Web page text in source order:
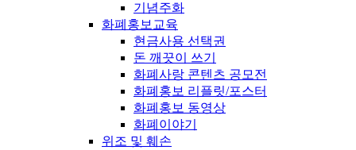
기념주화
화폐홍보교육
현금사용 선택권
돈 깨끗이 쓰기
화폐사랑 콘텐츠 공모전
화폐홍보 리플릿/포스터
화폐홍보 동영상
화폐이야기
위조 및 훼손